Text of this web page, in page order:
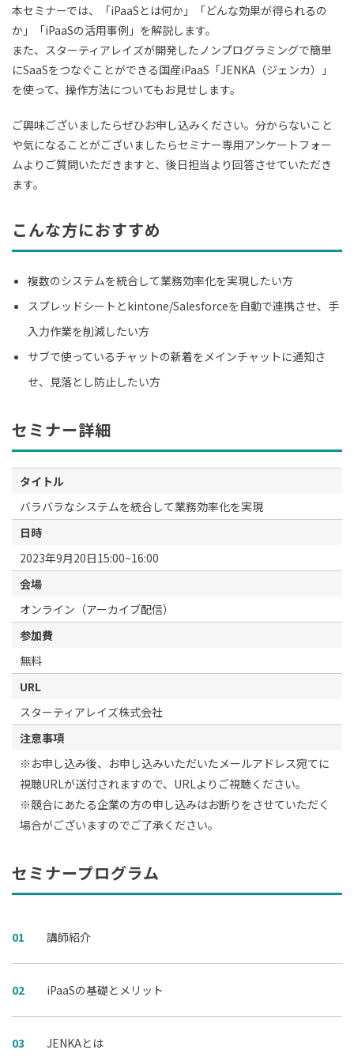
本セミナーでは、「iPaaSとは何か」「どんな効果が得られるの
か」「iPaaSの活用事例」を解説します。
また、スターティアレイズが開発したノンプログラミングで簡単
にSaaSをつなぐことができる国産iPaaS「JENKA（ジェンカ）」
を使って、操作方法についてもお見せします。
ご興味ございましたらぜひお申し込みください。分からないこと
や気になることがございましたらセミナー専用アンケートフォー
ムよりご質問いただきますと、後日担当より回答させていただき
ます。
こんな方におすすめ
複数のシステムを統合して業務効率化を実現したい方
スプレッドシートとkintone/Salesforceを自動で連携させ、手
入力作業を削減したい方
サブで使っているチャットの新着をメインチャットに通知さ
せ、見落とし防止したい方
セミナー詳細
タイトル
バラバラなシステムを統合して業務効率化を実現
日時
2023年9月20日15:00~16:00
会場
オンライン（アーカイブ配信）
参加費
無料
URL
スターティアレイズ株式会社
注意事項
※お申し込み後、お申し込みいただいたメールアドレス宛てに
視聴URLが送付されますので、URLよりご視聴ください。
※競合にあたる企業の方の申し込みはお断りをさせていただく
場合がございますのでご了承ください。
セミナープログラム
01 講師紹介
02 iPaaSの基礎とメリット
03 JENKAとは